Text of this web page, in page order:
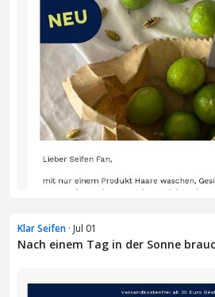
Klar Seifen · Jul 01
Nach einem Tag in der Sonne